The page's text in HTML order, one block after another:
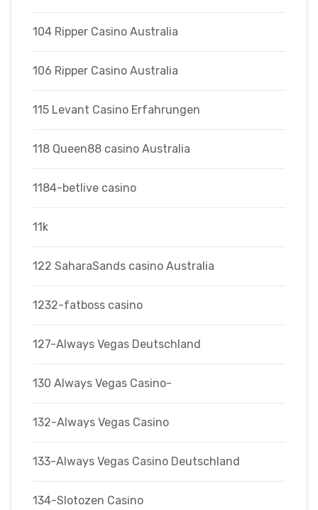
104 Ripper Casino Australia
106 Ripper Casino Australia
115 Levant Casino Erfahrungen
118 Queen88 casino Australia
1184-betlive casino
11k
122 SaharaSands casino Australia
1232-fatboss casino
127-Always Vegas Deutschland
130 Always Vegas Casino-
132-Always Vegas Casino
133-Always Vegas Casino Deutschland
134-Slotozen Casino